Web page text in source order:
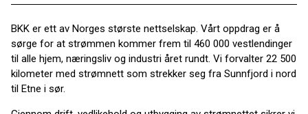
BKK er ett av Norges største nettselskap. Vårt oppdrag er å
sørge for at strømmen kommer frem til 460 000 vestlendinger
til alle hjem, næringsliv og industri året rundt. Vi forvalter 22 500
kilometer med strømnett som strekker seg fra Sunnfjord i nord
til Etne i sør.